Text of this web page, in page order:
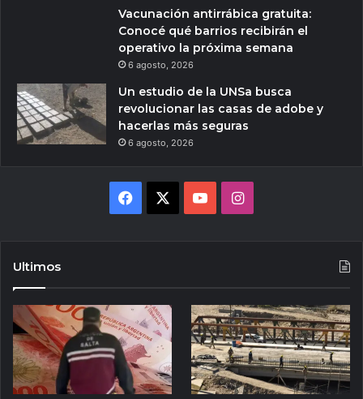
Vacunación antirrábica gratuita:
Conocé qué barrios recibirán el
operativo la próxima semana
6 agosto, 2026
Un estudio de la UNSa busca
revolucionar las casas de adobe y
hacerlas más seguras
6 agosto, 2026
Facebook YouTubeInstagram
Ultimos